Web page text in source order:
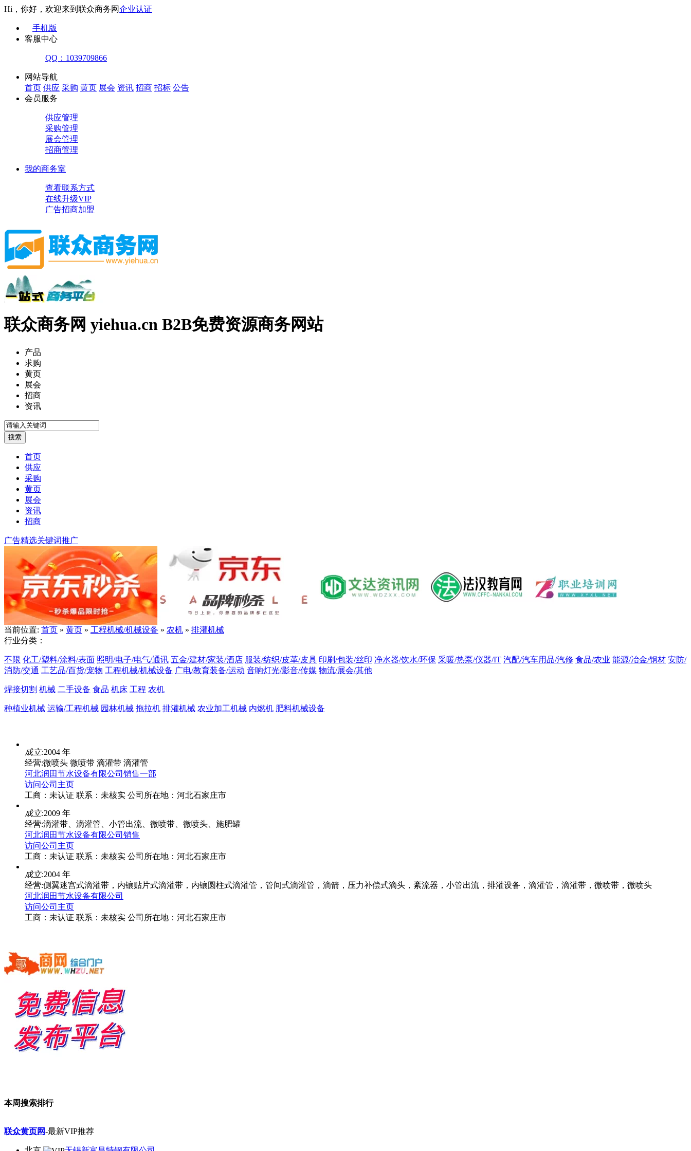
Hi，你好，欢迎来到联众商务网企业认证
手机版
客服中心
QQ：1039709866
网站导航
首页 供应 采购 黄页 展会 资讯 招商 招标 公告
会员服务
供应管理
采购管理
展会管理
招商管理
我的商务室
查看联系方式
在线升级VIP
广告招商加盟
联众商务网 yiehua.cn B2B免费资源商务网站
产品
求购
黄页
展会
招商
资讯
首页
供应
采购
黄页
展会
资讯
招商
广告精选关键词推广
当前位置: 首页 » 黄页 » 工程机械/机械设备 » 农机 » 排灌机械
行业分类：
不限 化工/塑料/涂料/表面 照明/电子/电气/通讯 五金/建材/家装/酒店 服装/纺织/皮革/皮具 印刷/包装/丝印 净水器/饮水/环保 采暖/热泵/仪器/IT 汽配/汽车用品/汽修 食品/农业 能源/冶金/钢材 安防/
消防/交通 工艺品/百货/宠物 工程机械/机械设备 广电/教育装备/运动 音响灯光/影音/传媒 物流/展会/其他
焊接切割 机械 二手设备 食品 机床 工程 农机
种植业机械 运输/工程机械 园林机械 拖拉机 排灌机械 农业加工机械 内燃机 肥料机械设备
成立:2004 年
经营:微喷头 微喷带 滴灌带 滴灌管
河北润田节水设备有限公司销售一部
访问公司主页
工商： 未认证 联系： 未核实 公司所在地：河北石家庄市
成立:2009 年
经营:滴灌带、滴灌管、小管出流、微喷带、微喷头、施肥罐
河北润田节水设备有限公司销售
访问公司主页
工商： 未认证 联系： 未核实 公司所在地：河北石家庄市
成立:2004 年
经营:侧翼迷宫式滴灌带，内镶贴片式滴灌带，内镶圆柱式滴灌管，管间式滴灌管，滴箭，压力补偿式滴头，紊流器，小管出流，排灌设备，滴灌管，滴灌带，微喷带，微喷头
河北润田节水设备有限公司
访问公司主页
工商： 未认证 联系： 未核实 公司所在地：河北石家庄市
本周搜索排行
联众黄页网-最新VIP推荐